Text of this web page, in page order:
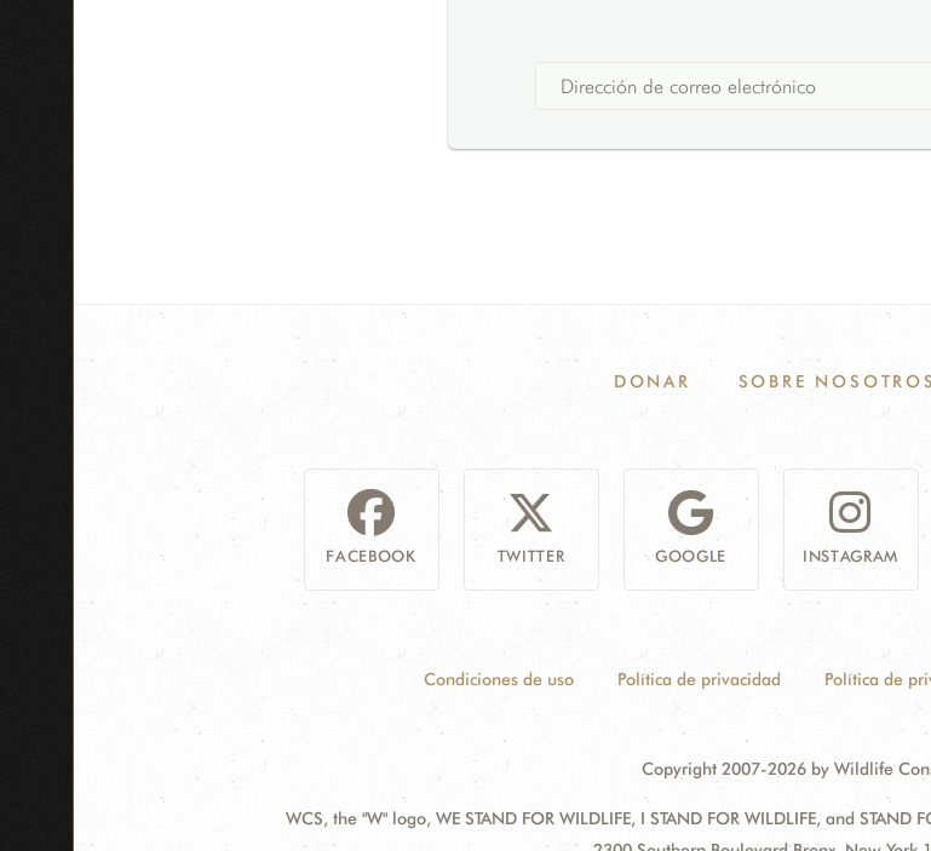
DONAR SOBRE NOSOTROS
FACEBOOK TWITTER GOOGLE INSTAGRAM
Condiciones de uso Política de privacidad Política de
Copyright 2007-2026 by Wildlife
WCS, the "W" logo, WE STAND FOR WILDLIFE, I STAND FOR WILDLIFE, and